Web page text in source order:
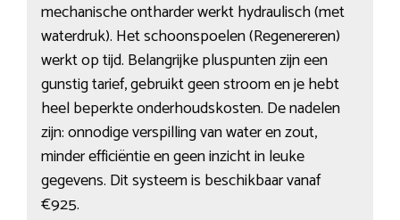
mechanische ontharder werkt hydraulisch (met
waterdruk). Het schoonspoelen (Regenereren)
werkt op tijd. Belangrijke pluspunten zijn een
gunstig tarief, gebruikt geen stroom en je hebt
heel beperkte onderhoudskosten. De nadelen
zijn: onnodige verspilling van water en zout,
minder efficiëntie en geen inzicht in leuke
gegevens. Dit systeem is beschikbaar vanaf
€925.